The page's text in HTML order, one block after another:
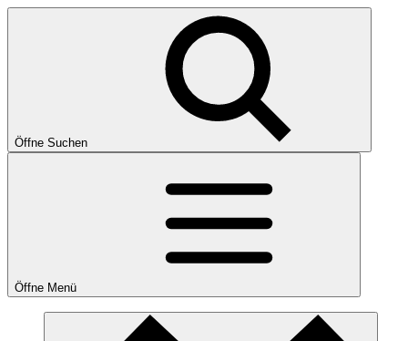
Öffne Suchen
Öffne Menü